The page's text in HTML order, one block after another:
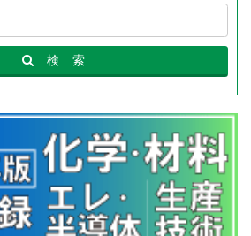
検 索